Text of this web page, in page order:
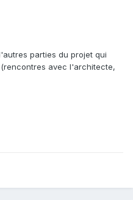
parties du projet qui
avec l'architecte,